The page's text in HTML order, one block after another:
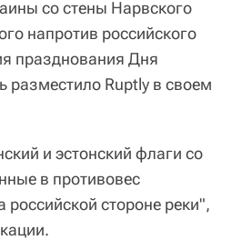
со стены Нарвского
напротив российского
празднования Дня
разместило Ruptly в своем
и эстонский флаги со
в противовес
стороне реки",